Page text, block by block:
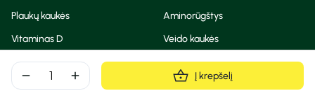
remove add Į krepšelį
Plaukų kaukės
Aminorūgštys
Vitaminas D
Veido kaukės
Korėjietiška kosmetika
Eteriniai aliejai
Dezodorantas
BB ir CC kremas